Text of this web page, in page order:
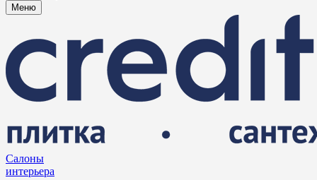
Меню
Салоны
интерьера